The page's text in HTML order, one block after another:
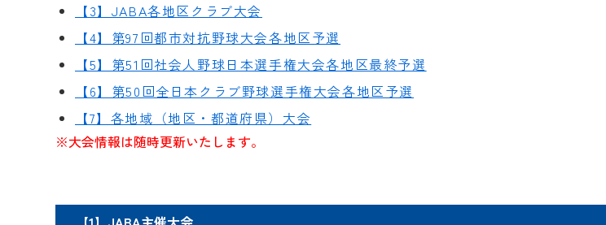
【3】JABA各地区クラブ大会
【4】第97回都市対抗野球大会各地区予選
【5】第51回社会人野球日本選手権大会各地区最終予選
【6】第50回全日本クラブ野球選手権大会各地区予選
【7】各地域（地区・都道府県）大会
※大会情報は随時更新いたします。